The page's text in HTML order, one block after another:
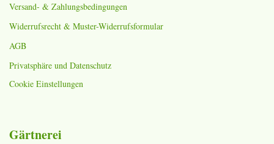
Versand- & Zahlungsbedingungen
Widerrufsrecht & Muster-Widerrufsformular
AGB
Privatsphäre und Datenschutz
Cookie Einstellungen
Gärtnerei